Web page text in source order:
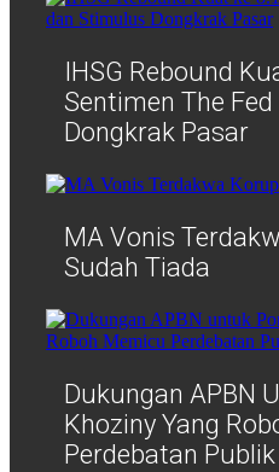
IHSG Rebound
Sentimen The
Dongkrak Pasar
MA Vonis
Sudah Tiada
Dukungan APBN
Khoziny Yang
Perdebatan Publik